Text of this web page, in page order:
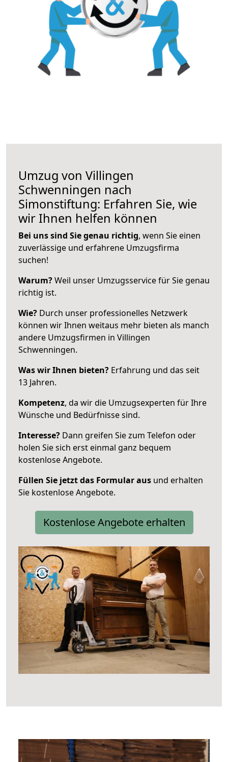
Umzug von Villingen
Schwenningen nach
Simonstiftung: Erfahren Sie, wie
wir Ihnen helfen können
Bei uns sind Sie genau richtig, wenn Sie einen
zuverlässige und erfahrene Umzugsfirma
suchen!
Warum?Weil unser Umzugsservice für Sie genau
richtig ist.
Wie? Durch unser professionelles Netzwerk
können wir Ihnen weitaus mehr bieten als manch
andere Umzugsfirmen in Villingen
Schwenningen.
Was wir Ihnen bieten? Erfahrung und das seit
13 Jahren.
Kompetenz, da wir die Umzugsexperten für Ihre
Wünsche und Bedürfnisse sind.
Interesse? Dann greifen Sie zum Telefon oder
holen Sie sich erst einmal ganz bequem
kostenlose Angebote.
Füllen Sie jetzt das Formular aus und erhalten
Sie kostenlose Angebote.
Kostenlose Angebote erhalten